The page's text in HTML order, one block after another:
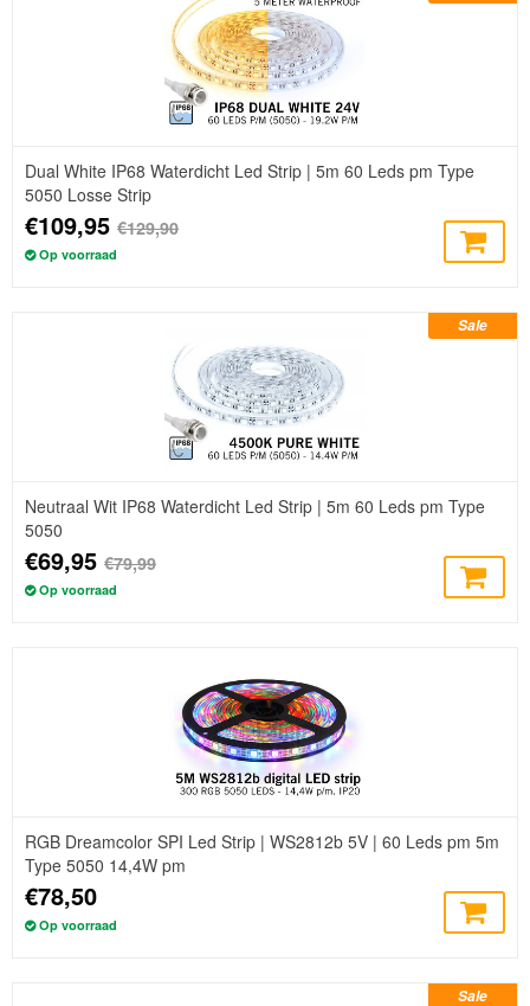
Dual White IP68 Waterdicht Led Strip | 5m 60 Leds pm Type
5050 Losse Strip
€109,95 €129,90
Op voorraad
Sale
Neutraal Wit IP68 Waterdicht Led Strip | 5m 60 Leds pm Type
5050
€69,95 €79,99
Op voorraad
RGB Dreamcolor SPI Led Strip | WS2812b 5V | 60 Leds pm 5m
Type 5050 14,4W pm
€78,50
Op voorraad
Sale